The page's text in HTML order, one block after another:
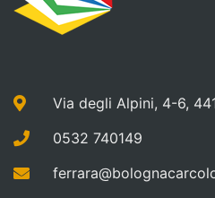
Via degli Alpini, 4-6,
0532 740149